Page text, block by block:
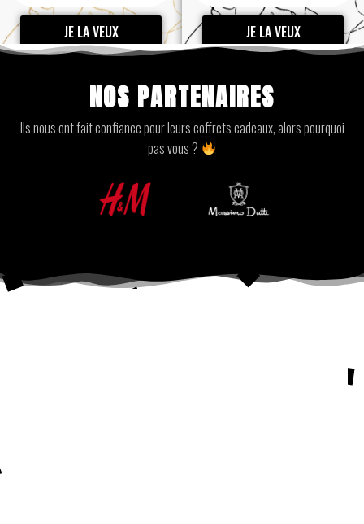
JE LA VEUX JE LA VEUX
NOS PARTENAIRES
Ils nous ont fait confiance pour leurs coffrets cadeaux, alors pourquoi
pas vous ?